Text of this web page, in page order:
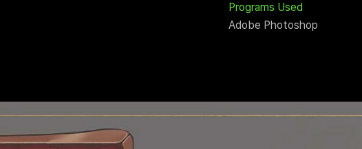
Programs Used
Adobe Photoshop